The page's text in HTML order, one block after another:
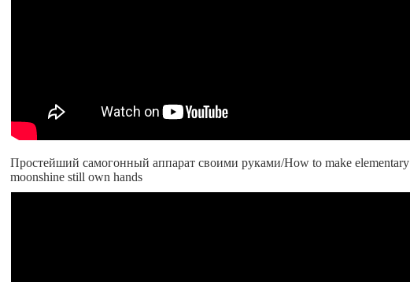
Простейший самогонный аппарат своими руками/How to make elementary
moonshine still own hands